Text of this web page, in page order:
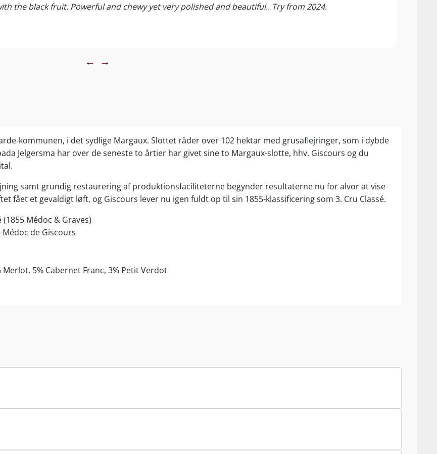
the black fruit. Powerful and chewy yet very polished and beautiful.. Try from 2024.
← →
kommunen, i det sydlige Margaux. Slottet råder over 102 hektar med grusaflejringer, som i dybde
Jelgersma har over de seneste to årtier har givet sine to Margaux-slotte, hhv. Giscours og du
samt grundig restaurering af produktionsfaciliteterne begynder resultaterne nu for alvor at vise
fået et gevaldigt løft, og Giscours lever nu igen fuldt op til sin 1855-klassificering som 3. Cru Classé.
Médoc & Graves)
de Giscours
Merlot, 5% Cabernet Franc, 3% Petit Verdot